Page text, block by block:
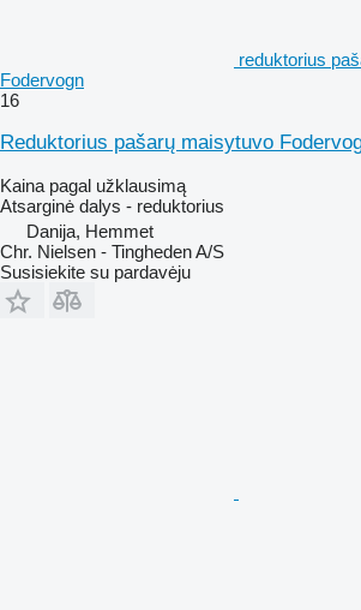
reduktorius
Fodervogn
16
Reduktorius pašarų maisytuvo
Kaina pagal užklausimą
Atsarginė dalys - reduktorius
Danija, Hemmet
Chr. Nielsen - Tingheden A/S
Susisiekite su pardavėju